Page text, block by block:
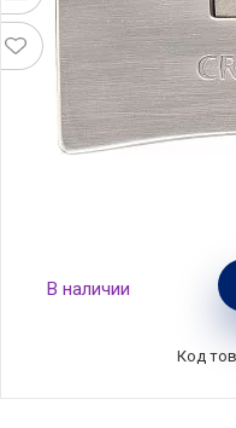
Съемная
материал
стальной,
В наличии
Код